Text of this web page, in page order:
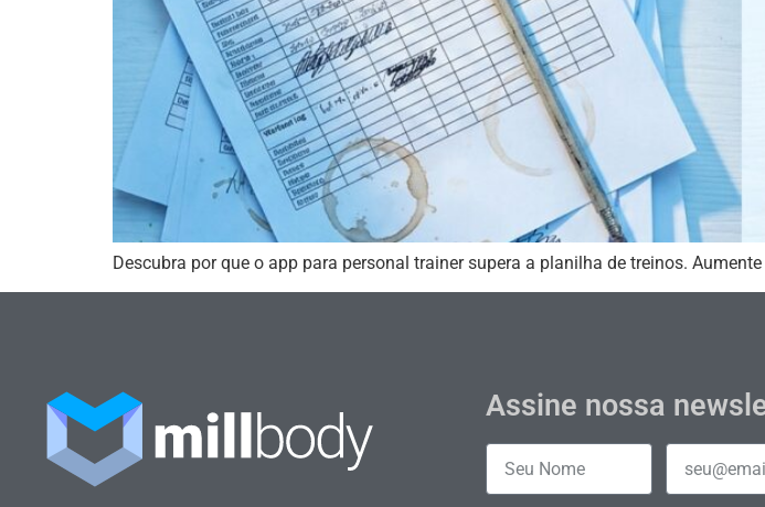
Descubra por que o app para personal trainer supera a planilha de treinos.
Assine nossa